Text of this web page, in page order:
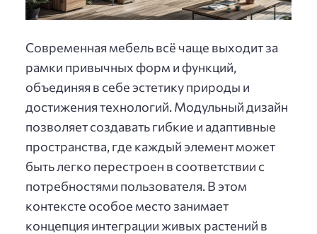
Современная мебель всё чаще выходит за
рамки привычных форм и функций,
объединяя в себе эстетику природы и
достижения технологий. Модульный дизайн
позволяет создавать гибкие и адаптивные
пространства, где каждый элемент может
быть легко перестроен в соответствии с
потребностями пользователя. В этом
контексте особое место занимает
концепция интеграции живых растений в